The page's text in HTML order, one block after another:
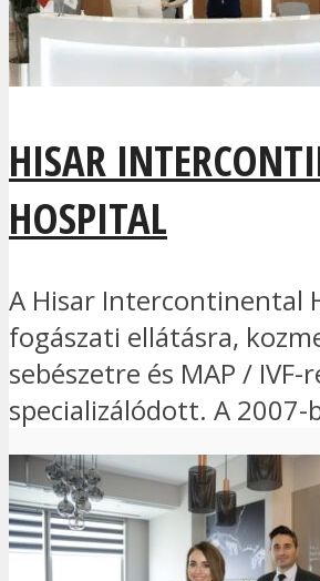
HISAR
HOSPITAL
A Hisar Intercontinental
fogászati ellátásra,
sebészetre és MAP / IVF-
specializálódott. A 2007-